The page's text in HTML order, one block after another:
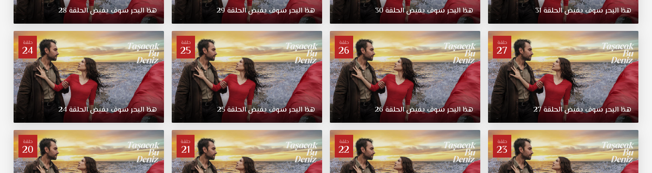
هذا البحر سوف يفيض الحلقة 31 هذا البحر سوف يفيض الحلقة 30 هذا البحر سوف يفيض الحلقة 29 هذا البحر سوف يفيض الحلقة 28
حلقة
27
هذا البحر سوف يفيض الحلقة 27
حلقة
26
هذا البحر سوف يفيض الحلقة 26
حلقة
25
هذا البحر سوف يفيض الحلقة 25
حلقة
24
هذا البحر سوف يفيض الحلقة 24
حلقة
23
حلقة
22
حلقة
21
حلقة
20